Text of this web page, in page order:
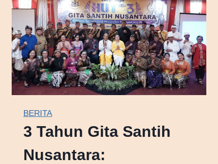
BERITA
3 Tahun Gita Santih
Nusantara: